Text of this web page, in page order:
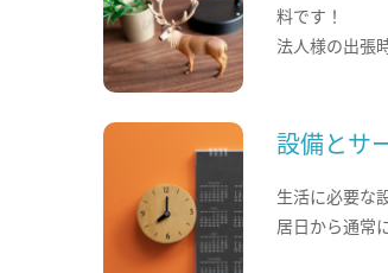
料です！
法人様の出張
設備とサ
生活に必要な
居日から通常